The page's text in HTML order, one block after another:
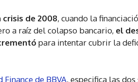
de 2008, cuando la
a raíz del colapso bancario, el
para intentar cubrir la
de BBVA, especifica las